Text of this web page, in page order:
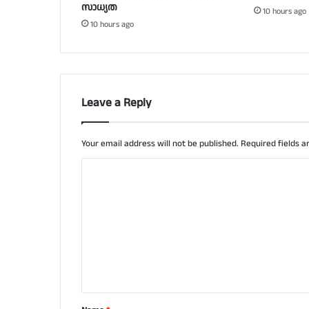
സാധ്യത
10 hours ago
10 hours ago
Leave a Reply
Your email address will not be published. Required fields
t